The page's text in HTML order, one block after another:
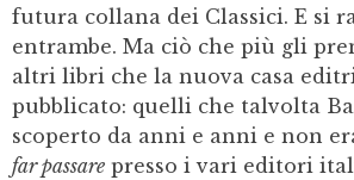
futura collana dei Classici. E si
entrambe. Ma ciò che più gli
altri libri che la nuova casa
pubblicato: quelli che talvolta
scoperto da anni e anni e non
far passare presso i vari editori